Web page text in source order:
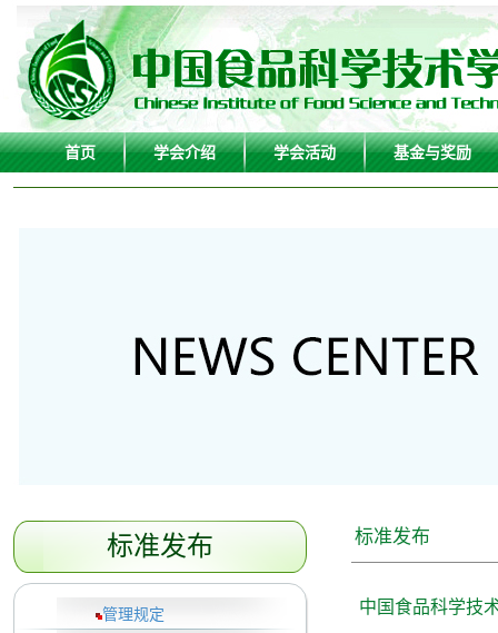
首页 学会介绍 学会活动 基金与奖励
标准发布
管理规定
标准发布
中国食品科学技